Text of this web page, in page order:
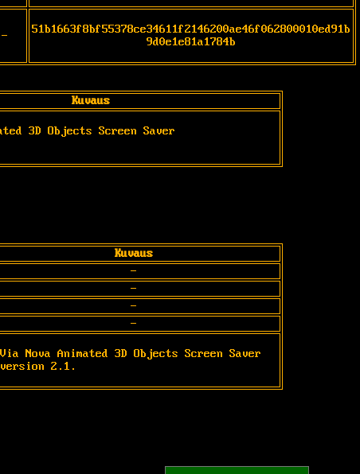
-
51b1663f8bf55378ce34611f2146200ae46f062800010ed91b
9d0e1e81a1784b
Kuvaus
3D Objects Screen Saver
Kuvaus
-
-
-
-
Via Nova Animated 3D Objects Screen Saver
version 2.1.